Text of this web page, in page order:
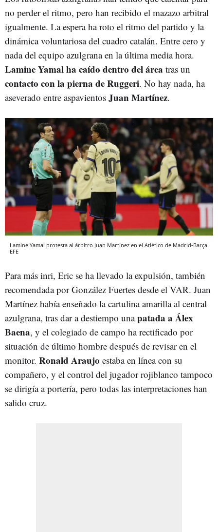
no perder el ritmo, pero han recibido el mazazo arbitral
igualmente. La espera ha roto el ritmo del partido y la
dinámica voluntariosa del cuadro catalán. Entre cero y
nada del equipo azulgrana en la última media hora.
Lamine Yamal ha caído dentro del área tras un
contacto con la pierna de Ruggeri. No hay nada, ha
aseverado entre aspavientos Juan Martínez.
Lamine Yamal protesta al árbitro Juan Martínez en el Atlético de Madrid-Barça
EFE
Para más inri, Eric se ha llevado la expulsión, también
recomendada por González Fuertes desde el VAR. Juan
Martínez había enseñado la cartulina amarilla al central
azulgrana, tras dar a destiempo unapatada a Álex
Baena, y el colegiado de campo ha rectificado por
situación de último hombre después de revisar en el
monitor. Ronald Araujo estaba en línea con su
compañero, y el control del jugador rojiblanco tampoco
se dirigía a portería, pero todas las interpretaciones han
salido cruz.